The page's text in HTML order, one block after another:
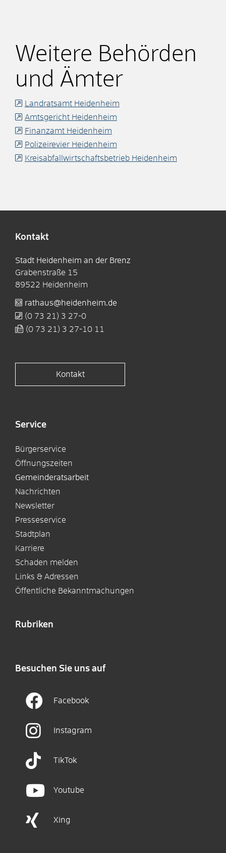
Weitere Behörden
und Ämter
Landratsamt Heidenheim
Amtsgericht Heidenheim
Finanzamt Heidenheim
Polizeirevier Heidenheim
Kreisabfallwirtschaftsbetrieb Heidenheim
Kontakt
Stadt Heidenheim an der Brenz
Grabenstraße 15
89522 Heidenheim
rathaus@heidenheim.de
(0 73 21) 3 27-0
(0 73 21) 3 27-10 11
Kontakt
Service
Bürgerservice
Öffnungszeiten
Gemeinderatsarbeit
Nachrichten
Newsletter
Presseservice
Stadtplan
Karriere
Schaden melden
Links & Adressen
Öffentliche Bekanntmachungen
Rubriken
Besuchen Sie uns auf
Facebook
Instagram
TikTok
Youtube
Xing